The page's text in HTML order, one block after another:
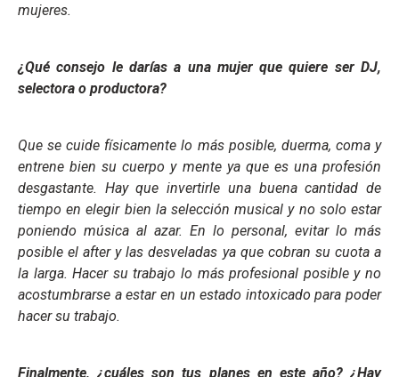
mujeres.
¿Qué consejo le darías a una mujer que quiere ser DJ,
selectora o productora?
Que se cuide físicamente lo más posible, duerma, coma y
entrene bien su cuerpo y mente ya que es una profesión
desgastante. Hay que invertirle una buena cantidad de
tiempo en elegir bien la selección musical y no solo estar
poniendo música al azar. En lo personal, evitar lo más
posible el after y las desveladas ya que cobran su cuota a
la larga. Hacer su trabajo lo más profesional posible y no
acostumbrarse a estar en un estado intoxicado para poder
hacer su trabajo.
Finalmente, ¿cuáles son tus planes en este año? ¿Hay